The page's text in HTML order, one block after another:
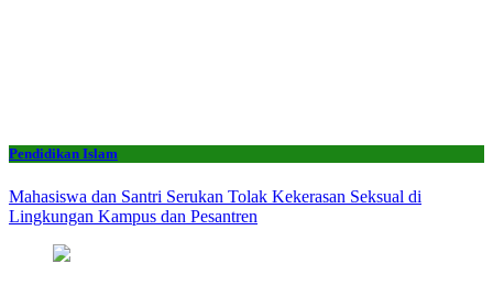
Pendidikan Islam
Mahasiswa dan Santri Serukan Tolak Kekerasan Seksual di
Lingkungan Kampus dan Pesantren